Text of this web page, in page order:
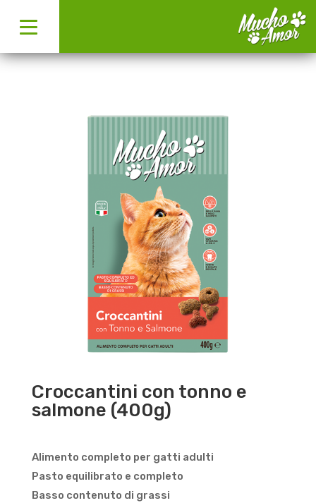
Croccantini con tonno e
salmone (400g)
Alimento completo per gatti adulti
Pasto equilibrato e completo
Basso contenuto di grassi